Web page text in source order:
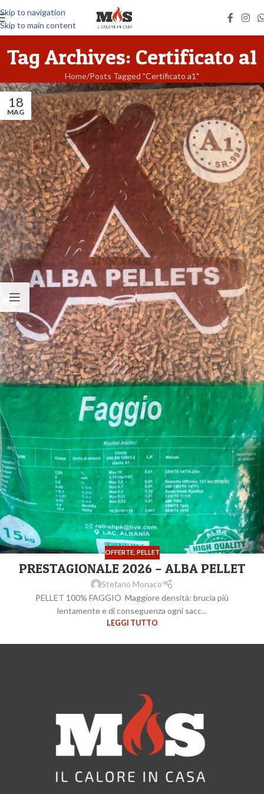
Skip to navigation
Skip to main content
Tag Archives: Certificato a1
Home Posts Tagged "Certificato a1"
18
MAG
OFFERTE, PELLET
PRESTAGIONALE 2026 – ALBA PELLET
Stefano Monaco
PELLET 100% FAGGIO Maggiore densità: brucia più
lentamente e di conseguenza ogni sacc...
LEGGI TUTTO